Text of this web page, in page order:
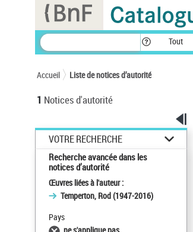
Tout
Accueil Liste de notices d’autorité
1 Notices d'autorité
VOTRE RECHERCHE
Recherche avancée dans les
notices d’autorité
Œuvres liées à l'auteur :
Temperton, Rod (1947-2016)
Pays
Panneau de gestion des cookies